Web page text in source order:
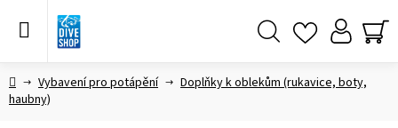
DomůVybavení pro potápění
Doplňky k oblekům (rukavice, boty,
haubny)